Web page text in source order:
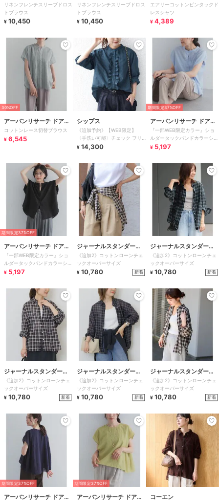
ズ
リネンフレンチスリーブドロス
トブラウス
¥ 10,450
ズ
リネンフレンチスリーブドロス
トブラウス
¥ 10,450
レーベル
エアリーコットンピンタックド
レスシャツ
¥ 4,389
30%OFF
アーバンリサーチ ドアー
ズ
コットンレース切替ブラウス
¥ 6,545
シップス
《追加予約》【WEB限定】
〈手洗い可能〉チェック フリ
ル ロングスリーブ シャツ（グ
¥ 14,300
期間限定37%OFF
アーバンリサーチ ドアー
ズ
『一部WEB限定カラー』ショ
ルダータックバンドカラーシャ
ツ
¥ 5,197
期間限定37%OFF
アーバンリサーチ ドアー
ズ
『一部WEB限定カラー』ショ
ルダータックバンドカラーシャ
ツ
¥ 5,197
ジャーナルスタンダード
レリューム
《追加2》コットンローンチェ
ックオーバーサイズ
¥ 10,780 新着
ジャーナルスタンダード
レリューム
《追加2》コットンローンチェ
ックオーバーサイズ
¥ 10,780 新着
ジャーナルスタンダード
レリューム
《追加2》コットンローンチェ
ックオーバーサイズ
¥ 10,780 新着
ジャーナルスタンダード
レリューム
《追加2》コットンローンチェ
ックオーバーサイズ
¥ 10,780 新着
ジャーナルスタンダード
レリューム
《追加2》コットンローンチェ
ックオーバーサイズ
¥ 10,780 新着
期間限定37%OFF
アーバンリサーチ ドアー
期間限定37%OFF
アーバンリサーチ ドアー
コーエン